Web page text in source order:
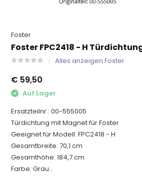
Foster
Foster FPC2418 - H
Alles anzeigen Foster
€ 59,50
Auf Lager
Ersatzteilnr.: 00-555005
Türdichtung mit Magnet für Foster
Geeignet für Modell: FPC2418 - H
Gesamtbreite: 70,1 cm
Gesamthöhe: 184,7 cm
Farbe: Grau...